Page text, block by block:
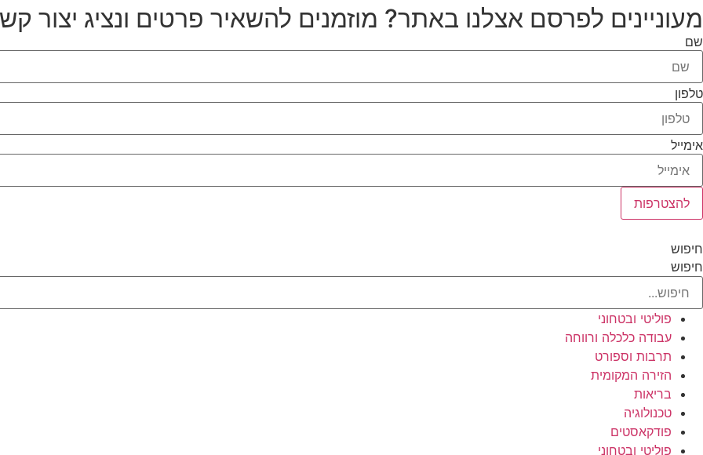
מעוניינים לפרסם אצלנו באתר? מוזמנים להשאיר פרטים ונציג יצור
שם
טלפון
אימייל
להצטרפות
חיפוש
חיפוש
פוליטי ובטחוני
עבודה כלכלה ורווחה
תרבות וספורט
הזירה המקומית
בריאות
טכנולוגיה
פודקאסטים
פוליטי ובטחוני